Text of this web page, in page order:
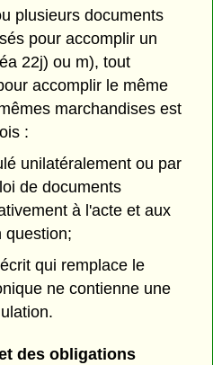
plusieurs documents
pour accomplir un
22j) ou m), tout
accomplir le même
marchandises est
:
unilatéralement ou par
de documents
à l'acte et aux
question;
qui remplace le
ne contienne une
des obligations